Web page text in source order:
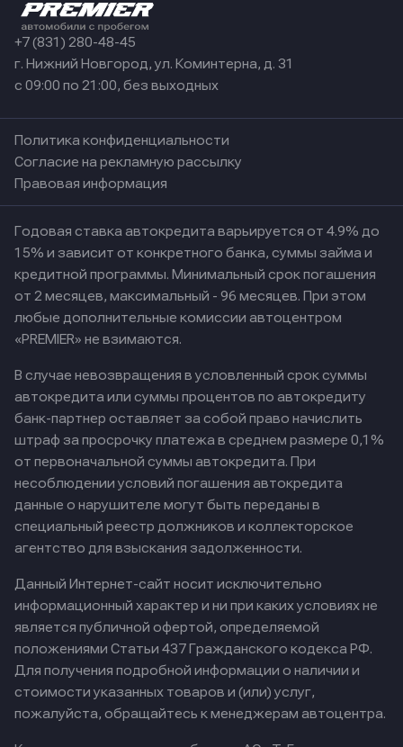
+7 (831) 280-48-45
г. Нижний Новгород, ул. Коминтерна, д. 31
с 09:00 по 21:00, без выходных
Политика конфиденциальности
Согласие на рекламную рассылку
Правовая информация
Годовая ставка автокредита варьируется от 4.9% до
15% и зависит от конкретного банка, суммы займа и
кредитной программы. Минимальный срок погашения
от 2 месяцев, максимальный - 96 месяцев. При этом
любые дополнительные комиссии автоцентром
«PREMIER» не взимаются.
В случае невозвращения в условленный срок суммы
автокредита или суммы процентов по автокредиту
банк-партнер оставляет за собой право начислить
штраф за просрочку платежа в среднем размере 0,1%
от первоначальной суммы автокредита. При
несоблюдении условий погашения автокредита
данные о нарушителе могут быть переданы в
специальный реестр должников и коллекторское
агентство для взыскания задолженности.
Данный Интернет-сайт носит исключительно
информационный характер и ни при каких условиях не
является публичной офертой, определяемой
положениями Статьи 437 Гражданского кодекса РФ.
Для получения подробной информации о наличии и
стоимости указанных товаров и (или) услуг,
пожалуйста, обращайтесь к менеджерам автоцентра.